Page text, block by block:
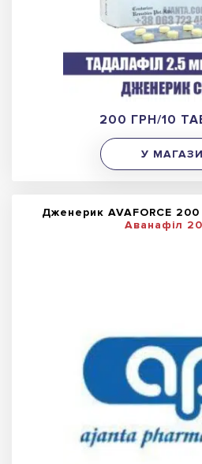
200 ГРН/10
У
Дженерик AVAFORCE
Аванафіл